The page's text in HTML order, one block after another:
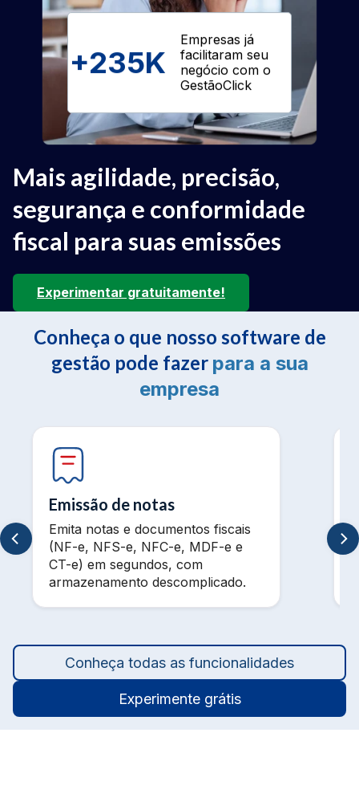
+235K
Empresas já
facilitaram seu
negócio com o
GestãoClick
Mais agilidade, precisão,
segurança e conformidade
fiscal para suas emissões
Experimentar gratuitamente!
Conheça o que nosso software de
gestão pode fazer para a sua
empresa
Emissão de notas
Emita notas e documentos fiscais
(NF-e, NFS-e, NFC-e, MDF-e e
CT-e) em segundos, com
armazenamento descomplicado.
Conheça todas as funcionalidades
Experimente grátis